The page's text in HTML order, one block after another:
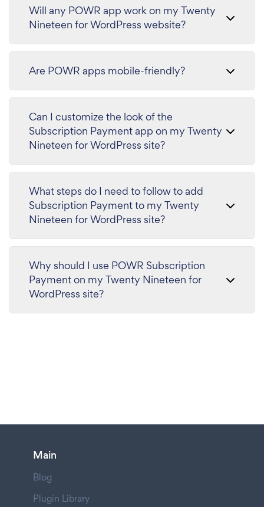
Will any POWR app work on my Twenty
Nineteen for WordPress website?
Are POWR apps mobile-friendly?
Can I customize the look of the
Subscription Payment app on my Twenty
Nineteen for WordPress site?
What steps do I need to follow to add
Subscription Payment to my Twenty
Nineteen for WordPress site?
Why should I use POWR Subscription
Payment on my Twenty Nineteen for
WordPress site?
Main
Blog
Plugin Library